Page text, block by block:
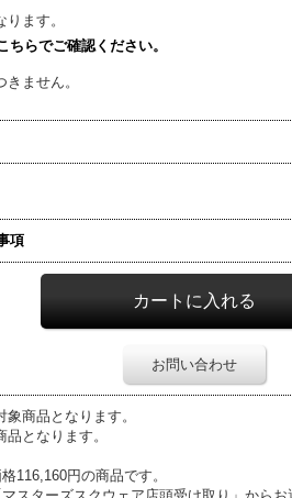
ます。
らでご確認ください。
ません。
項
お問い合わせ
商品となります。
となります。
116,160円の商品です。